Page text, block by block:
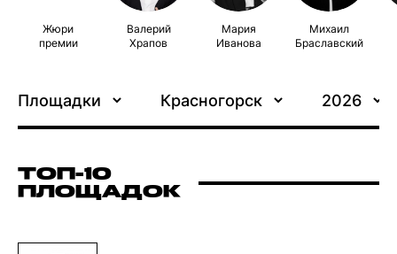
Жюри
премии
Валерий
Храпов
Мария
Иванова
Михаил
Браславский
Площадки Красногорск 2026
ТОП-10
ПЛОЩАДОК